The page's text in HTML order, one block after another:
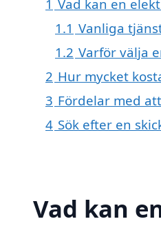
1 Vad kan en
1.1 Vanliga
1.2 Varför välja
2 Hur mycket
3 Fördelar med
4 Sök efter en
Vad kan